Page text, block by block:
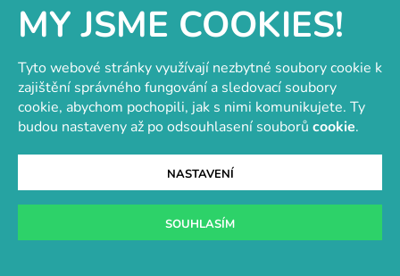
MY JSME COOKIES!
Tyto webové stránky využívají nezbytné soubory cookie k
zajištění správného fungování a sledovací soubory
cookie, abychom pochopili, jak s nimi komunikujete. Ty
budou nastaveny až po odsouhlasení souborů cookie.
NASTAVENÍ
SOUHLASÍM
Kontakt
objednavky@e-vytvarka.cz
+420 725 657 656
+420 776 848 482
Facebook
Velkoobchod s korálky a komponenty